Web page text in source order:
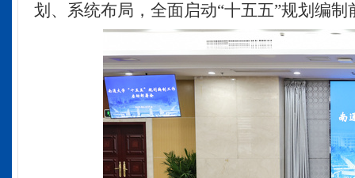
划、系统布局， 全面启动“十五五”规划编